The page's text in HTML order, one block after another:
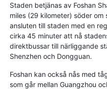
Staden betjänas av Foshan
miles (29 kilometer) söder
ansluten till staden med en
cirka 45 minuter att nå
direktbussar till närliggande
Shenzhen och Dongguan.
Foshan kan också nås med
som går mellan Guangzhou